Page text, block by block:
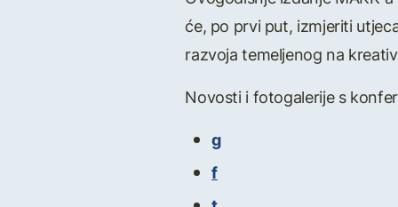
će, po prvi put, izmjeriti
razvoja temeljenog na
Novosti i fotogalerije s
g
f